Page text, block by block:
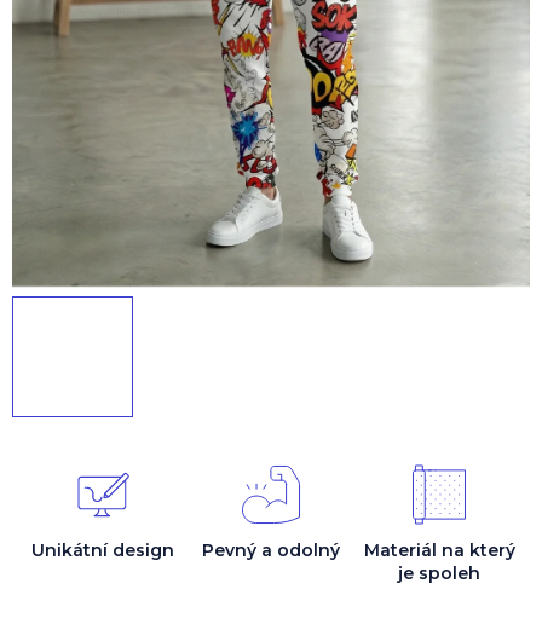
Unikátní design Pevný a odolný
Materiál na který
je spoleh